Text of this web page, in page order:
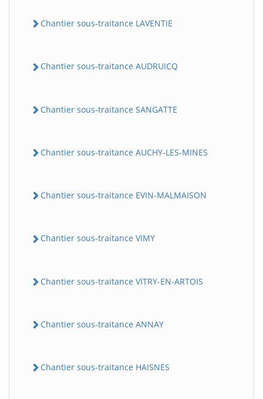
Chantier sous-traitance LAVENTIE
Chantier sous-traitance AUDRUICQ
Chantier sous-traitance SANGATTE
Chantier sous-traitance AUCHY-LES-MINES
Chantier sous-traitance EVIN-MALMAISON
Chantier sous-traitance VIMY
Chantier sous-traitance VITRY-EN-ARTOIS
Chantier sous-traitance ANNAY
Chantier sous-traitance HAISNES